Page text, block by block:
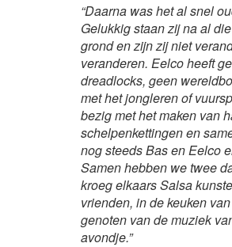
“Daarna was het al snel
Gelukkig staan zij na al
grond en zijn zij niet
veranderen. Eelco heeft
dreadlocks, geen
met het jongleren of
bezig met het maken van
schelpenkettingen en
nog steeds Bas en Eelco
Samen hebben we twee
kroeg elkaars Salsa
vrienden, in de keuken
genoten van de muziek
avondje.”